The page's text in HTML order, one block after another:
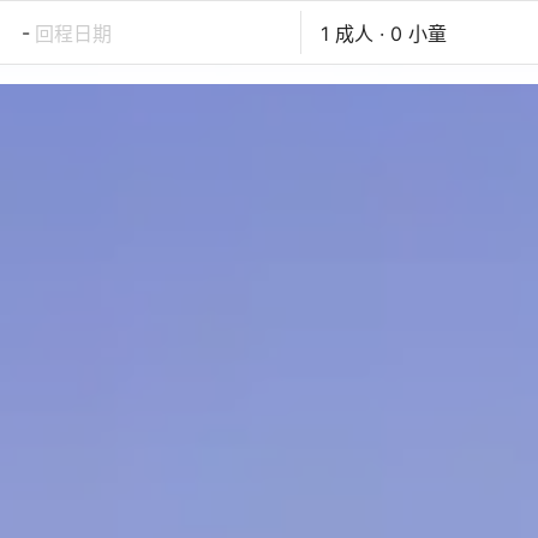
- 回程日期 1 成人 · 0 小童